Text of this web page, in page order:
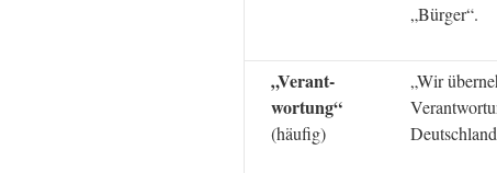
„Bürger“.
„Verant-
wortung“
(häufig)
„Wir